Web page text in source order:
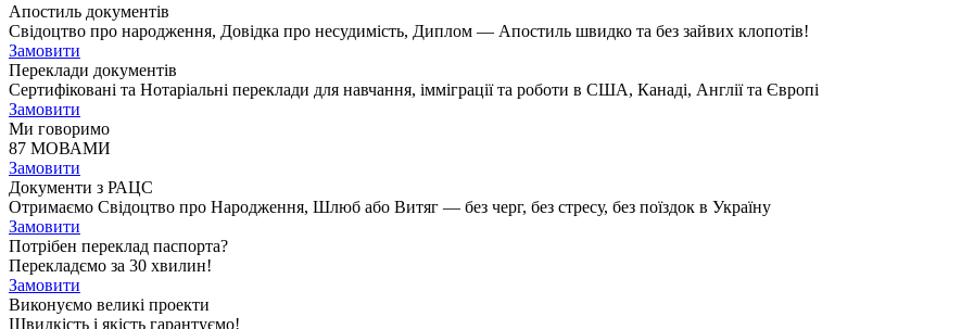
Апостиль документів
Свідоцтво про народження, Довідка про несудимість, Диплом — Апостиль швидко та без зайвих клопотів!
Замовити
Переклади документів
Сертифіковані та Нотаріальні переклади для навчання, імміграції та роботи в США, Канаді, Англії та Європі
Замовити
Ми говоримо
87 МОВАМИ
Замовити
Документи з РАЦС
Отримаємо Свідоцтво про Народження, Шлюб або Витяг — без черг, без стресу, без поїздок в Україну
Замовити
Потрібен переклад паспорта?
Перекладємо за 30 хвилин!
Замовити
Виконуємо великі проекти
Швидкість і якість гарантуємо!